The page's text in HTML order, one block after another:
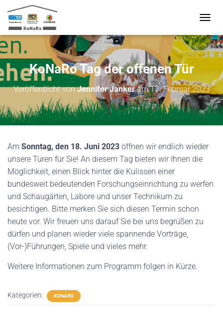
A
V
I
T
I
O
N
U
C
T
KoNaRo Tag der offenen Tür
Veröffentlicht vonJennifer Jankeram17. Februar 2023
Am Sonntag, den 18. Juni 2023 öffnen wir endlich wieder
unsere Türen für Sie! An diesem Tag bieten wir Ihnen die
Möglichkeit, einen Blick hinter die Kulissen einer
bundesweit bedeutenden Forschungseinrichtung zu werfen
und Schaugärten, Labore und unser Technikum zu
besichtigen. Bitte merken Sie sich diesen Termin schon
heute vor. Wir freuen uns darauf Sie bei uns begrüßen zu
dürfen und planen wieder viele spannende Vorträge,
(Vor-)Führungen, Spiele und vieles mehr.
Weitere Informationen zum Programm folgen in Kürze.
Kategorien: KONARO